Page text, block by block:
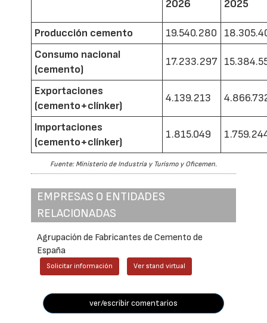
2026 2025
Producción cemento 19.540.280
Consumo nacional
(cemento)
17.233.297
Exportaciones
(cemento+clínker)
4.139.213
Importaciones
(cemento+clínker)
1.815.049
Fuente: Ministerio de Industria y Turismo y Oficemen.
EMPRESAS O ENTIDADES
RELACIONADAS
Agrupación de Fabricantes de Cemento de
España
Solicitar información Ver stand virtual
ver/escribir comentarios